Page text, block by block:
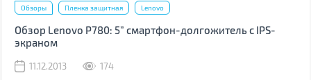
Обзоры Пленка защитная Lenovo
Обзор Lenovo P780: 5” смартфон-долгожитель с IPS-
экраном
11.12.2013 174